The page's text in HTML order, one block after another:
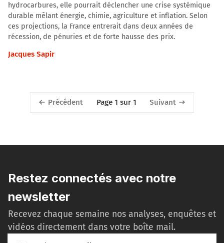
hydrocarbures, elle pourrait déclencher une crise systémique
durable mêlant énergie, chimie, agriculture et inflation. Selon
ces projections, la France entrerait dans deux années de
récession, de pénuries et de forte hausse des prix.
Jacques Sapir
Précédent Page 1 sur 1 Suivant
Restez connectés avec notre
newsletter
Recevez chaque semaine nos analyses, enquêtes et
vidéos directement dans votre boîte mail.